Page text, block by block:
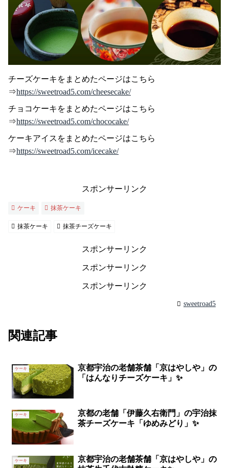
チーズケーキをまとめたページはこちら
⇒https://sweetroad5.com/cheesecake/
チョコケーキをまとめたページはこちら
⇒https://sweetroad5.com/chococake/
ケーキアイスをまとめたページはこちら
⇒https://sweetroad5.com/icecake/
スポンサーリンク
ケーキ 抹茶ケーキ
抹茶ケーキ 抹茶チーズケーキ
スポンサーリンク
スポンサーリンク
スポンサーリンク
sweetroad5
関連記事
ケーキ
京都宇治の老舗茶舗「京はやしや」の
「はんなりチーズケーキ」✨
ケーキ
京都の老舗「伊藤久右衛門」の宇治抹
茶チーズケーキ「ゆめみどり」✨
ケーキ
京都宇治の老舗茶舗「京はやしや」の